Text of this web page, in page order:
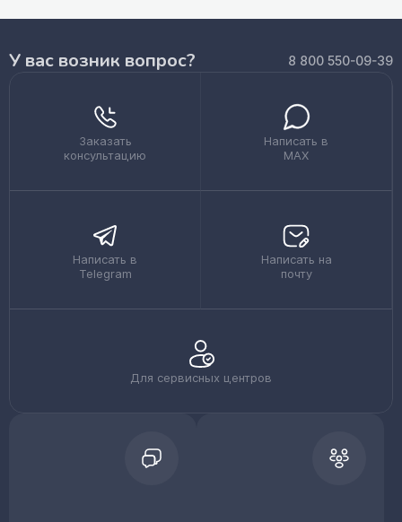
У вас возник вопрос? 8 800 550-09-39
Заказать
консультацию
Написать в
MAX
Написать в
Telegram
Написать на
почту
Для сервисных центров